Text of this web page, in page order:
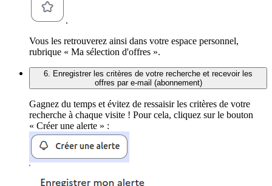
.
Vous les retrouverez ainsi dans votre espace personnel,
rubrique « Ma sélection d'offres ».
6. Enregistrer les critères de votre recherche et recevoir les
offres par e-mail (abonnement)
Gagnez du temps et évitez de ressaisir les critères de votre
recherche à chaque visite ! Pour cela, cliquez sur le bouton
« Créer une alerte » :